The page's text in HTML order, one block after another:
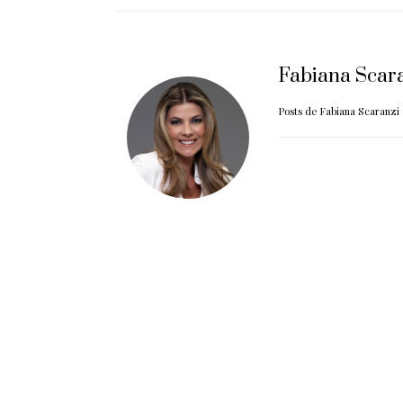
Fabiana
Posts de Fabiana Scaranzi